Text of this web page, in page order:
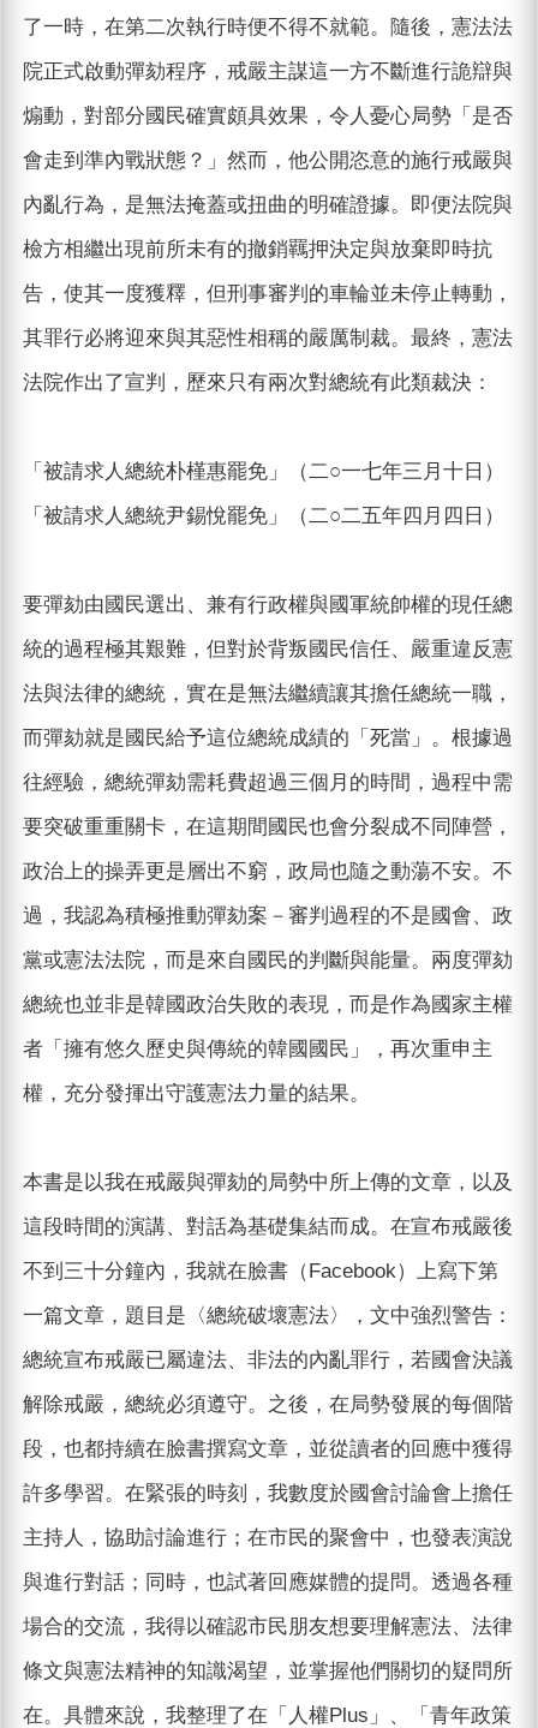
了一時，在第二次執行時便不得不就範。隨後，憲法法
院正式啟動彈劾程序，戒嚴主謀這一方不斷進行詭辯與
煽動，對部分國民確實頗具效果，令人憂心局勢「是否
會走到準內戰狀態？」然而，他公開恣意的施行戒嚴與
內亂行為，是無法掩蓋或扭曲的明確證據。即便法院與
檢方相繼出現前所未有的撤銷羈押決定與放棄即時抗
告，使其一度獲釋，但刑事審判的車輪並未停止轉動，
其罪行必將迎來與其惡性相稱的嚴厲制裁。最終，憲法
法院作出了宣判，歷來只有兩次對總統有此類裁決：
「被請求人總統朴槿惠罷免」（二○一七年三月十日）
「被請求人總統尹錫悅罷免」（二○二五年四月四日）
要彈劾由國民選出、兼有行政權與國軍統帥權的現任總
統的過程極其艱難，但對於背叛國民信任、嚴重違反憲
法與法律的總統，實在是無法繼續讓其擔任總統一職，
而彈劾就是國民給予這位總統成績的「死當」。根據過
往經驗，總統彈劾需耗費超過三個月的時間，過程中需
要突破重重關卡，在這期間國民也會分裂成不同陣營，
政治上的操弄更是層出不窮，政局也隨之動蕩不安。不
過，我認為積極推動彈劾案－審判過程的不是國會、政
黨或憲法法院，而是來自國民的判斷與能量。兩度彈劾
總統也並非是韓國政治失敗的表現，而是作為國家主權
者「擁有悠久歷史與傳統的韓國國民」，再次重申主
權，充分發揮出守護憲法力量的結果。
本書是以我在戒嚴與彈劾的局勢中所上傳的文章，以及
這段時間的演講、對話為基礎集結而成。在宣布戒嚴後
不到三十分鐘內，我就在臉書（Facebook）上寫下第
一篇文章，題目是〈總統破壞憲法〉，文中強烈警告：
總統宣布戒嚴已屬違法、非法的內亂罪行，若國會決議
解除戒嚴，總統必須遵守。之後，在局勢發展的每個階
段，也都持續在臉書撰寫文章，並從讀者的回應中獲得
許多學習。在緊張的時刻，我數度於國會討論會上擔任
主持人，協助討論進行；在市民的聚會中，也發表演說
與進行對話；同時，也試著回應媒體的提問。透過各種
場合的交流，我得以確認市民朋友想要理解憲法、法律
條文與憲法精神的知識渴望，並掌握他們關切的疑問所
在。具體來說，我整理了在「人權Plus」、「青年政策